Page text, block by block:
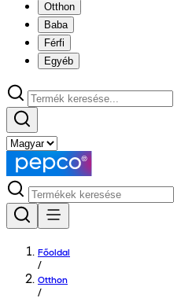
Otthon
Baba
Férfi
Egyéb
Főoldal
/
Otthon
/